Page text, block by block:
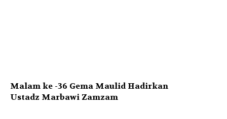
Malam ke -36 Gema Maulid Hadirkan
Ustadz Marbawi Zamzam